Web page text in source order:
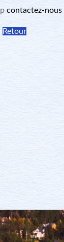
contactez-nous
Retour